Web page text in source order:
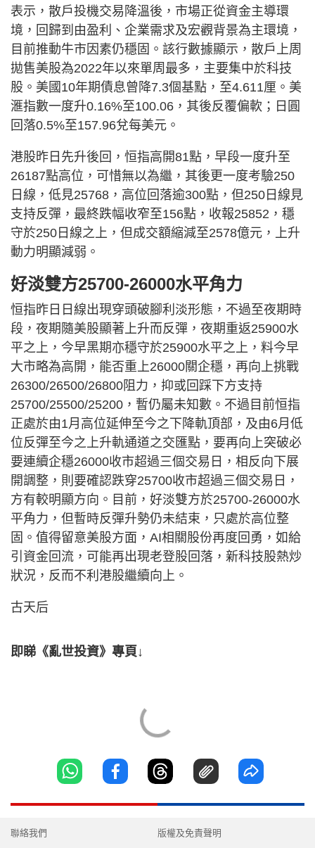
表示，散戶投機交易降溫後，市場正從資金主導環
境，回歸到由盈利、企業需求及宏觀背景為主環境，
目前推動牛市因素仍穩固。該行數據顯示，散戶上周
拋售美股為2022年以來單周最多，主要集中於科技
股。美國10年期債息曾降7.3個基點，至4.611厘。美
滙指數一度升0.16%至100.06，其後反覆偏軟；日圓
回落0.5%至157.96兌每美元。
港股昨日先升後回，恒指高開81點，早段一度升至
26187點高位，可惜無以為繼，其後更一度考驗250
日線，低見25768，高位回落逾300點，但250日線見
支持反彈，最終跌幅收窄至156點，收報25852，穩
守於250日線之上，但成交額縮減至2578億元，上升
動力明顯減弱。
好淡雙方25700-26000水平角力
恒指昨日日線出現穿頭破腳利淡形態，不過至夜期時
段，夜期隨美股顯著上升而反彈，夜期重返25900水
平之上，今早黑期亦穩守於25900水平之上，料今早
大市略為高開，能否重上26000關企穩，再向上挑戰
26300/26500/26800阻力，抑或回踩下方支持
25700/25500/25200，暫仍屬未知數。不過目前恒指
正處於由1月高位延伸至今之下降軌頂部，及由6月低
位反彈至今之上升軌通道之交匯點，要再向上突破必
要連續企穩26000收市超過三個交易日，相反向下展
開調整，則要確認跌穿25700收市超過三個交易日，
方有較明顯方向。目前，好淡雙方於25700-26000水
平角力，但暫時反彈升勢仍未結束，只處於高位整
固。值得留意美股方面，AI相關股份再度回勇，如給
引資金回流，可能再出現老登股回落，新科技股熱炒
狀況，反而不利港股繼續向上。
古天后
即睇《亂世投資》專頁↓
聯絡我們 版權及免責聲明